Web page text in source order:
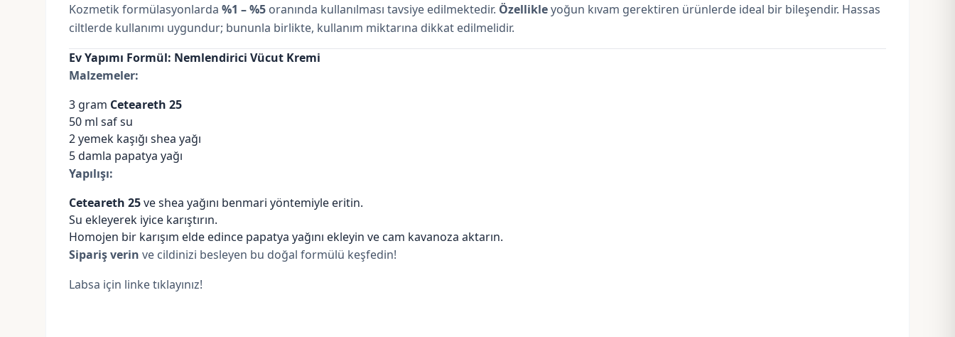
Kozmetik formülasyonlarda %1 – %5 oranında kullanılması tavsiye edilmektedir. Özellikleyoğun kıvam gerektiren ürünlerde ideal bir bileşendir. Hassas
ciltlerde kullanımı uygundur; bununla birlikte, kullanım miktarına dikkat edilmelidir.
Ev Yapımı Formül: Nemlendirici Vücut Kremi
Malzemeler:
3 gram Ceteareth 25
50 ml saf su
2 yemek kaşığı shea yağı
5 damla papatya yağı
Yapılışı:
Ceteareth 25veshea yağını benmari yöntemiyle eritin.
Su ekleyerek iyice karıştırın.
Homojen bir karışım elde edince papatya yağını ekleyin ve cam kavanoza aktarın.
Sipariş verin ve cildinizi besleyen bu doğal formülü keşfedin!
Labsa için linke tıklayınız!